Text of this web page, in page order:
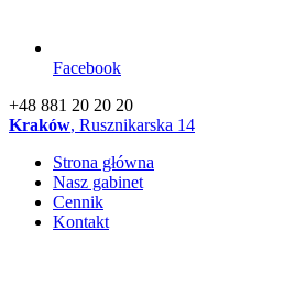
Facebook
+48 881 20 20 20
Kraków, Rusznikarska 14
Strona główna
Nasz gabinet
Cennik
Kontakt